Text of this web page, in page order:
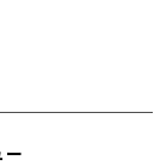
ー